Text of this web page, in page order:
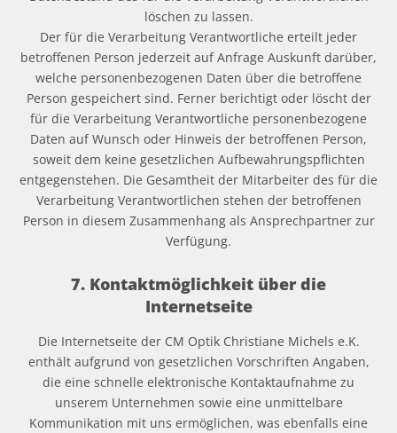
löschen zu lassen.
Der für die Verarbeitung Verantwortliche erteilt jeder
betroffenen Person jederzeit auf Anfrage Auskunft darüber,
welche personenbezogenen Daten über die betroffene
Person gespeichert sind. Ferner berichtigt oder löscht der
für die Verarbeitung Verantwortliche personenbezogene
Daten auf Wunsch oder Hinweis der betroffenen Person,
soweit dem keine gesetzlichen Aufbewahrungspflichten
entgegenstehen. Die Gesamtheit der Mitarbeiter des für die
Verarbeitung Verantwortlichen stehen der betroffenen
Person in diesem Zusammenhang als Ansprechpartner zur
Verfügung.
7. Kontaktmöglichkeit über die
Internetseite
Die Internetseite der CM Optik Christiane Michels e.K.
enthält aufgrund von gesetzlichen Vorschriften Angaben,
die eine schnelle elektronische Kontaktaufnahme zu
unserem Unternehmen sowie eine unmittelbare
Kommunikation mit uns ermöglichen, was ebenfalls eine